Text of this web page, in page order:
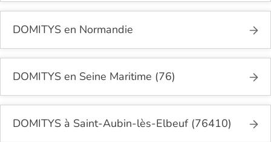
DOMITYS en Normandie
DOMITYS en Seine Maritime (76)
DOMITYS à Saint-Aubin-lès-Elbeuf (76410)